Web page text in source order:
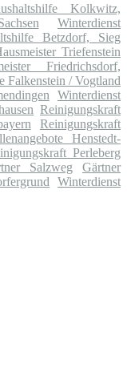
Kolkwitz,
Winterdienst
Betzdorf, Sieg
Triefenstein
Friedrichsdorf,
Falkenstein / Vogtland
Winterdienst
Reinigungskraft
Reinigungskraft
Henstedt-
Perleberg
Salzweg
Gärtner
Winterdienst